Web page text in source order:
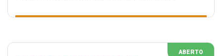
ambulância e também no fornecimento de peças de
RS.
ABERTO